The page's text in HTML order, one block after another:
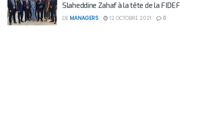
Slaheddine Zahaf à la tête de la FIDEF
DE MANAGERS 12 OCTOBRE 2021 0